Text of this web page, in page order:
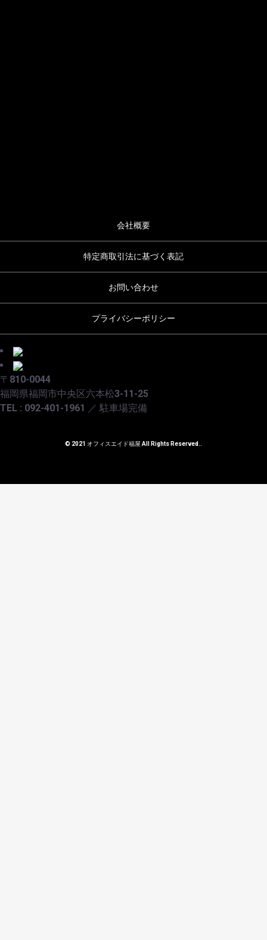
会社概要
特定商取引法に基づく表記
お問い合わせ
プライバシーポリシー
〒810-0044
福岡県福岡市中央区六本松3-11-25
TEL : 092-401-1961 ／ 駐車場完備
© 2021 オフィスエイド福屋 All Rights Reserved..